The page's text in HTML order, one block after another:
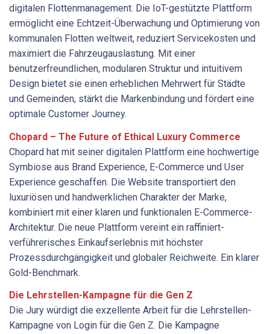
digitalen Flottenmanagement. Die IoT-gestützte Plattform
ermöglicht eine Echtzeit-Überwachung und Optimierung von
kommunalen Flotten weltweit, reduziert Servicekosten und
maximiert die Fahrzeugauslastung. Mit einer
benutzerfreundlichen, modularen Struktur und intuitivem
Design bietet sie einen erheblichen Mehrwert für Städte
und Gemeinden, stärkt die Markenbindung und fördert eine
optimale Customer Journey.
Chopard – The Future of Ethical Luxury Commerce
Chopard hat mit seiner digitalen Plattform eine hochwertige
Symbiose aus Brand Experience, E-Commerce und User
Experience geschaffen. Die Website transportiert den
luxuriösen und handwerklichen Charakter der Marke,
kombiniert mit einer ­klaren und funktionalen E-Commerce-
Architektur. Die neue Plattform vereint ein raffiniert-
verführerisches Einkaufserlebnis mit höchster
Prozessdurchgängigkeit und globaler Reichweite. Ein klarer
Gold-Benchmark.
Die Lehrstellen-Kampagne für die Gen Z
Die Jury würdigt die exzellente Arbeit für die Lehrstellen-
Kampagne von Login für die Gen Z. Die Kampagne